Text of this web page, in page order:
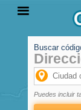
PROVINCIAS
LOCALIDADES
Buscar
Puedes incluir